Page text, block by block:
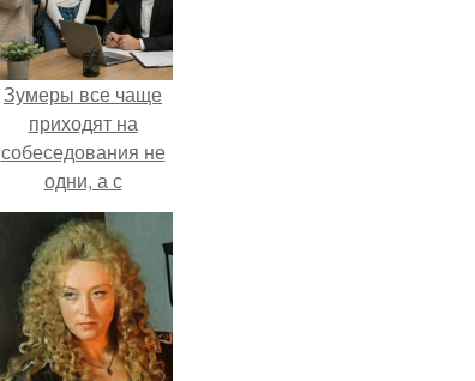
Зумеры все чаще
приходят на
собеседования не
одни, а с
родителями,
жалуются эйчары.